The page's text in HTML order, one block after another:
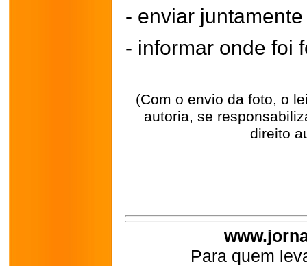
- enviar
- informar onde foi
(Com o envio da foto, o
autoria, se
direito
Para quem